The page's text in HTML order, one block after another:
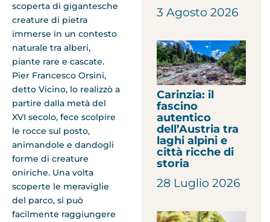
scoperta di gigantesche
creature di pietra
immerse in un contesto
naturale tra alberi,
piante rare e cascate.
Pier Francesco Orsini,
detto Vicino, lo realizzò a
partire dalla metà del
XVI secolo, fece scolpire
le rocce sul posto,
animandole e dandogli
forme di creature
oniriche. Una volta
scoperte le meraviglie
del parco, si può
facilmente raggiungere
3 Agosto 2026
Carinzia: il
fascino
autentico
dell’Austria tra
laghi alpini e
città ricche di
storia
28 Luglio 2026